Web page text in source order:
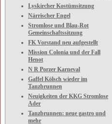
Lyskircher Kostümsitzung
Närrischer Engel
Stromlose und Blau-Rot
Gemeinschaftssitzung
FK Vorstand neu aufgestellt
Mission Colonia und der Fall
Henot
N R Porzer Karneval
Gaffel Kölsch wieder im
Tanzbrunnen
Neuigkeiten der KKG Stromlose
Ader
Tanzbrunnen: neue gastro und
mehr